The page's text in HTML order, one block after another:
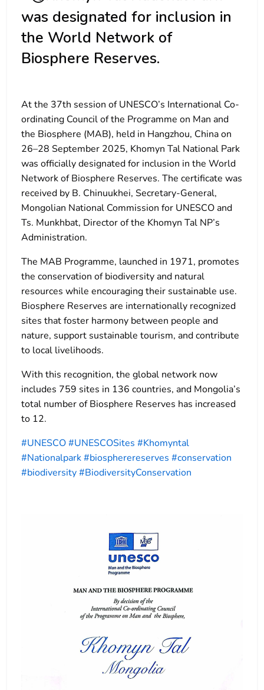
was designated for inclusion in
the World Network of
Biosphere Reserves.
At the 37th session of UNESCO’s International Co-
ordinating Council of the Programme on Man and
the Biosphere (MAB), held in Hangzhou, China on
26–28 September 2025, Khomyn Tal National Park
was officially designated for inclusion in the World
Network of Biosphere Reserves. The certificate was
received by B. Chinuukhei, Secretary-General,
Mongolian National Commission for UNESCO and
Ts. Munkhbat, Director of the Khomyn Tal NP’s
Administration.
The MAB Programme, launched in 1971, promotes
the conservation of biodiversity and natural
resources while encouraging their sustainable use.
Biosphere Reserves are internationally recognized
sites that foster harmony between people and
nature, support sustainable tourism, and contribute
to local livelihoods.
With this recognition, the global network now
includes 759 sites in 136 countries, and Mongolia’s
total number of Biosphere Reserves has increased
to 12.
#UNESCO#UNESCOSites #Khomyntal
#Nationalpark#biospherereserves #conservation
#biodiversity#BiodiversityConservation